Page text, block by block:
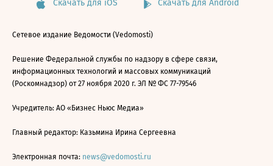
Скачать для iOS Скачать для Android
Сетевое издание Ведомости (Vedomosti)
Решение Федеральной службы по надзору в сфере связи,
информационных технологий и массовых коммуникаций
(Роскомнадзор) от 27 ноября 2020 г. ЭЛ № ФС 77-79546
Учредитель: АО «Бизнес Ньюс Медиа»
Главный редактор: Казьмина Ирина Сергеевна
Электронная почта: news@vedomosti.ru